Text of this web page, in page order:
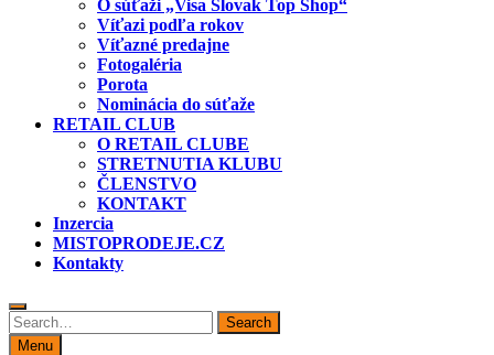
O súťaži „Visa Slovak Top Shop“
Víťazi podľa rokov
Víťazné predajne
Fotogaléria
Porota
Nominácia do súťaže
RETAIL CLUB
O RETAIL CLUBE
STRETNUTIA KLUBU
ČLENSTVO
KONTAKT
Inzercia
MISTOPRODEJE.CZ
Kontakty
Search
for:
Search
Menu